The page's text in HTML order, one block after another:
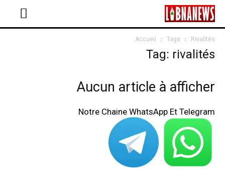
Accueil Tags Rivalités
Tag: rivalités
Aucun article à afficher
Notre Chaine WhatsApp Et Telegram